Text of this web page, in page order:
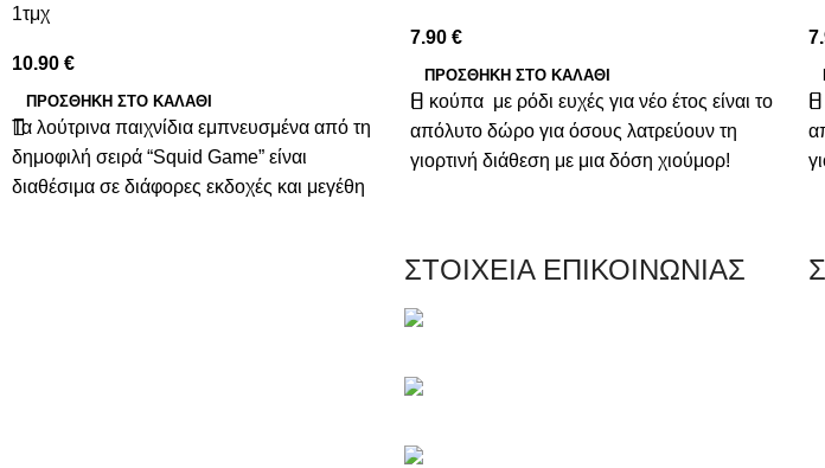
1τμχ
10.90 €
ΠΡΟΣΘΉΚΗ ΣΤΟ ΚΑΛΆΘΙ
Τα λούτρινα παιχνίδια εμπνευσμένα από τη
δημοφιλή σειρά “Squid Game” είναι
διαθέσιμα σε διάφορες εκδοχές και μεγέθη
7.90 €
ΠΡΟΣΘΉΚΗ ΣΤΟ ΚΑΛΆΘΙ
Η κούπα με ρόδι ευχές για νέο έτος είναι το
απόλυτο δώρο για όσους λατρεύουν τη
γιορτινή διάθεση με μια δόση χιούμορ!
Η
ΣΤΟΙΧΕΙΑ ΕΠΙΚΟΙΝΩΝΙΑΣ